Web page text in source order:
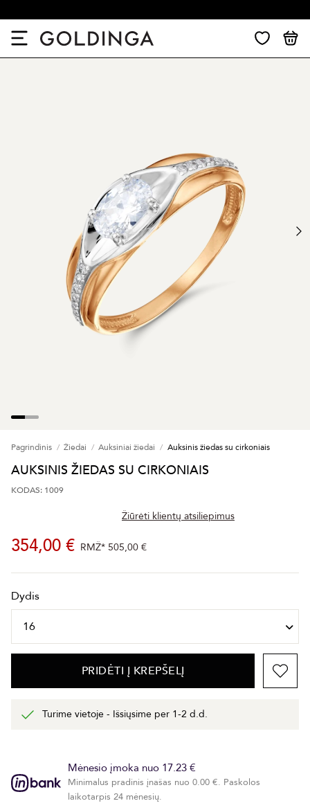
Pagrindinis Žiedai Auksiniai žiedai Auksinis žiedas su cirkoniais
AUKSINIS ŽIEDAS SU CIRKONIAIS
KODAS: 1009
Žiūrėti klientų atsiliepimus
354,00 € RMŽ* 505,00 €
Dydis
PRIDĖTI Į KREPŠELĮ
Turime vietoje - Išsiųsime per 1-2 d.d.
Mėnesio įmoka nuo 17.23 €
Minimalus pradinis įnašas nuo 0.00 €. Paskolos
laikotarpis 24 mėnesių.